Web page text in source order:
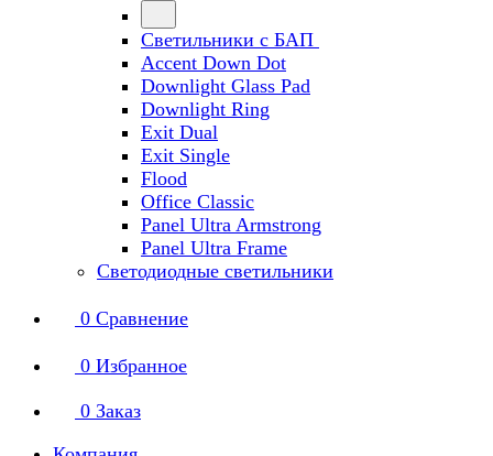
Светильники с БАП
Accent Down Dot
Downlight Glass Pad
Downlight Ring
Exit Dual
Exit Single
Flood
Office Classic
Panel Ultra Armstrong
Panel Ultra Frame
Светодиодные светильники
0 Сравнение
0 Избранное
0 Заказ